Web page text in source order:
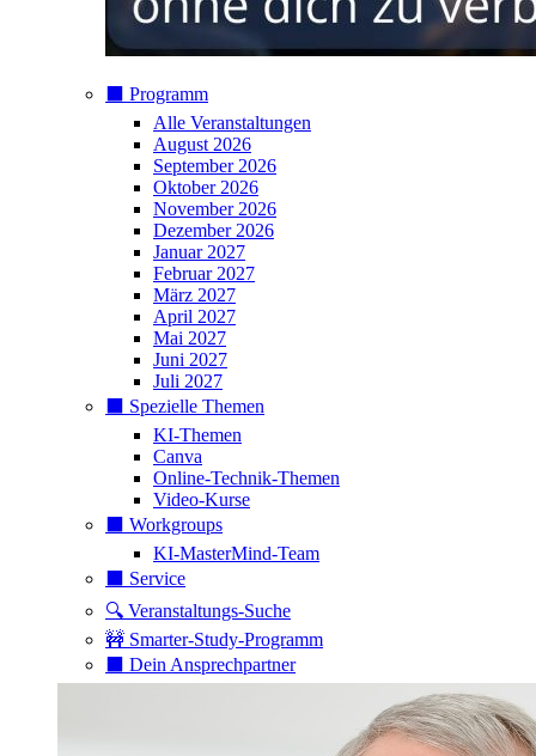
⬛️ Programm
Alle Veranstaltungen
August 2026
September 2026
Oktober 2026
November 2026
Dezember 2026
Januar 2027
Februar 2027
März 2027
April 2027
Mai 2027
Juni 2027
Juli 2027
⬛️ Spezielle Themen
KI-Themen
Canva
Online-Technik-Themen
Video-Kurse
⬛️ Workgroups
KI-MasterMind-Team
⬛️ Service
🔍 Veranstaltungs-Suche
🚧 Smarter-Study-Programm
⬛️ Dein Ansprechpartner